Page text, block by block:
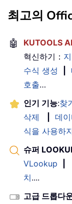
최고의
🤖 KUTOOLS
혁신하기：
수식 생성
호출…
인기 기능:찾
삭제
데
식을 사용하
슈퍼
VLookup
치....
고급 드롭다